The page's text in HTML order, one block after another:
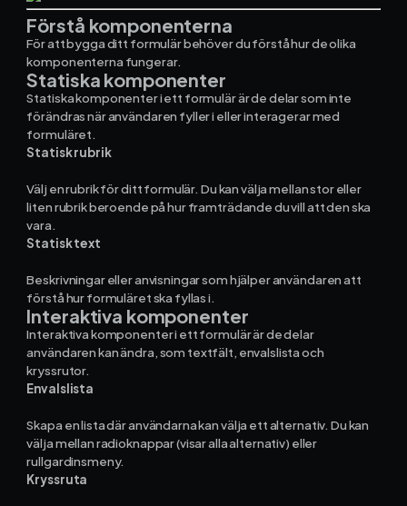
Checklistor
Offert
Kalender
Dokument
Fakturering
Kontakt och support
E-post:info@mowin.se
Förstå komponenterna
För att bygga ditt formulär behöver du förstå hur de olika
komponenterna fungerar.
Statiska komponenter
Statiska komponenter i ett formulär är de delar som inte
förändras när användaren fyller i eller interagerar med
formuläret.
Statisk rubrik
Välj en rubrik för ditt formulär. Du kan välja mellan stor eller
liten rubrik beroende på hur framträdande du vill att den ska
vara.
Statisk text
Beskrivningar eller anvisningar som hjälper användaren att
förstå hur formuläret ska fyllas i.
Interaktiva komponenter
Interaktiva komponenter i ett formulär är de delar
användaren kan ändra, som textfält, envalslista och
kryssrutor.
Envalslista
Skapa en lista där användarna kan välja ettalternativ. Du kan
välja mellan radioknappar (visar alla alternativ) eller
rullgardinsmeny.
Kryssruta